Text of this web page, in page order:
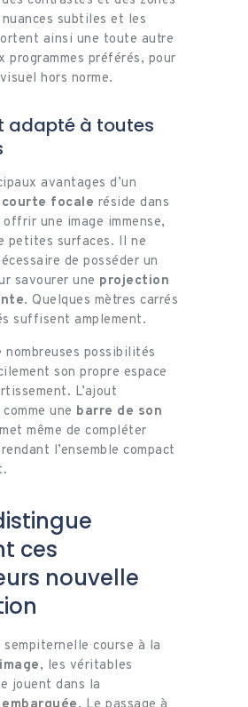
nuances subtiles et les
ainsi une toute autre
programmes préférés, pour
hors norme.
adapté à toutes
avantages d’un
focale réside dans
une image immense,
petites surfaces. Il ne
de posséder un
savourer une projection
. Quelques mètres carrés
suffisent amplement.
nombreuses possibilités
son propre espace
L’ajout
une barre de son
même de compléter
l’ensemble compact
ces
nouvelle
course à la
, les véritables
jouent dans la